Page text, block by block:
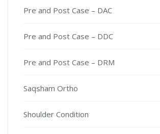
Pre and Post Case – DAC
Pre and Post Case – DDC
Pre and Post Case – DRM
Saqsham Ortho
Shoulder Condition